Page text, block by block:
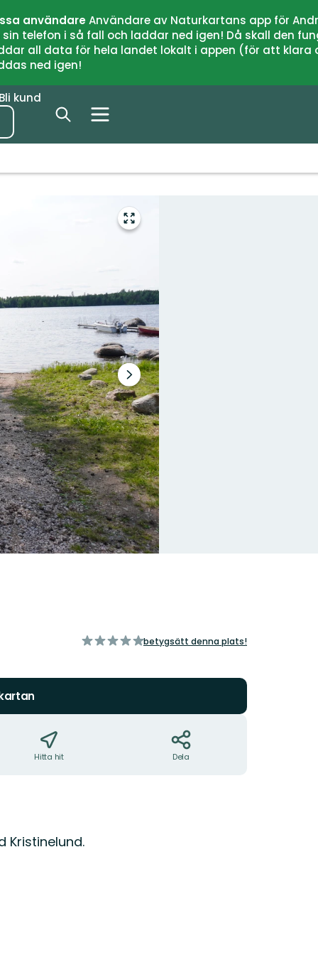
användareAnvändare av Naturkartans app för
telefon i så fall och laddar ned igen! Då skall den
all data för hela landet lokalt i appen (för att
ned igen!
Bli kund
Gå
till
Nästa
bildspel
av
betygsätt denna plats!
Hitta hit Dela
Kristinelund.